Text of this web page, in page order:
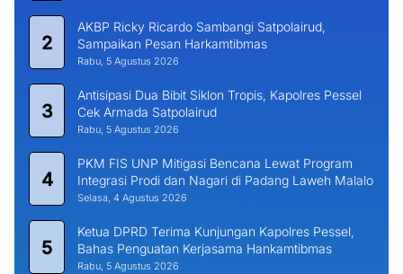
2
AKBP Ricky Ricardo Sambangi Satpolairud,
Sampaikan Pesan Harkamtibmas
Rabu, 5 Agustus 2026
3
Antisipasi Dua Bibit Siklon Tropis, Kapolres Pessel
Cek Armada Satpolairud
Rabu, 5 Agustus 2026
4
PKM FIS UNP Mitigasi Bencana Lewat Program
Integrasi Prodi dan Nagari di Padang Laweh Malalo
Selasa, 4 Agustus 2026
5
Ketua DPRD Terima Kunjungan Kapolres Pessel,
Bahas Penguatan Kerjasama Hankamtibmas
Rabu, 5 Agustus 2026